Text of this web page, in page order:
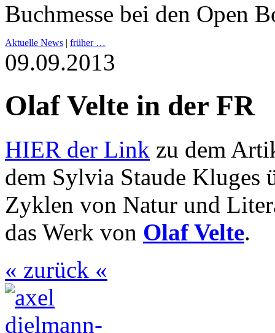
Buchmesse bei den Open
Aktuelle News | früher …
09.09.2013
Olaf Velte in der FR
HIER der Link zu dem
dem Sylvia Staude Kluges
Zyklen von Natur und
das Werk von Olaf Velte.
« zurück «